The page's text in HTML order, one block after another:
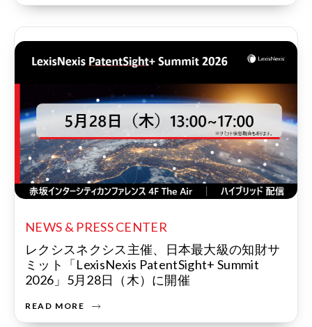
NEWS & PRESS CENTER
レクシスネクシス主催、日本最大級の知財サ
ミット「LexisNexis PatentSight+ Summit
2026」5月28日（木）に開催
READ MORE